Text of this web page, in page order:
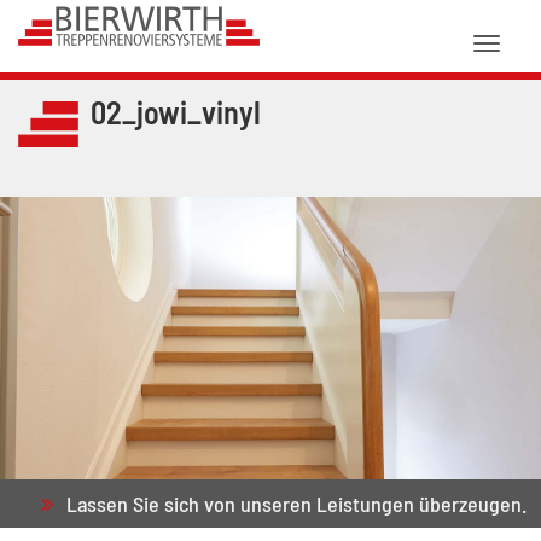
02_jowi_vinyl
Lassen Sie sich von unseren Leistungen überzeugen.